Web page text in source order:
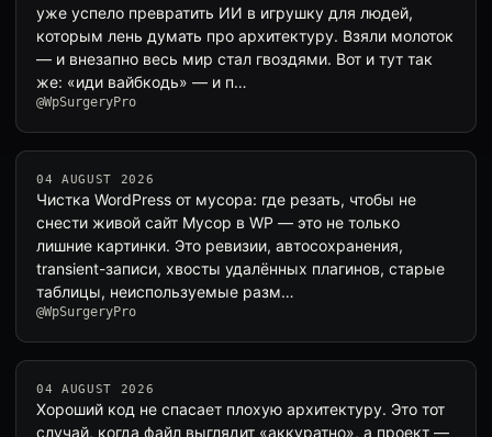
уже успело превратить ИИ в игрушку для людей,
которым лень думать про архитектуру. Взяли молоток
— и внезапно весь мир стал гвоздями. Вот и тут так
же: «иди вайбкодь» — и п…
@WpSurgeryPro
04 AUGUST 2026
Чистка WordPress от мусора: где резать, чтобы не
снести живой сайт Мусор в WP — это не только
лишние картинки. Это ревизии, автосохранения,
transient-записи, хвосты удалённых плагинов, старые
таблицы, неиспользуемые разм…
@WpSurgeryPro
04 AUGUST 2026
Хороший код не спасает плохую архитектуру. Это тот
случай, когда файл выглядит «аккуратно», а проект —